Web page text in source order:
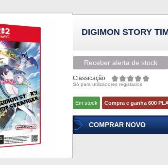
DIGIMON STORY
Receber alerta de stock
Classicação
Só para utilizadores registados
Em stock Compra e ganha 600
COMPRAR NOVO